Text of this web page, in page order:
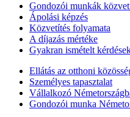
Gondozói munkák
Ápolási képzés
Közvetítés folyamata
A díjazás mértéke
Gyakran ismételt
Ellátás az otthoni
Személyes tapasztalat
Vállalkozó
Gondozói munka